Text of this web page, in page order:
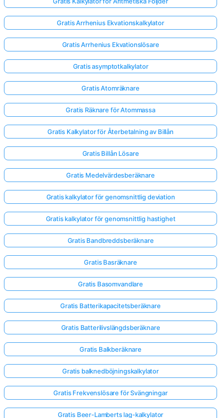
Inga
frågor
än
Ställ
din
första
fråga
Gratis Arrhenius Ekvationskalkylator
Gratis Arrhenius Ekvationslösare
Gratis asymptotkalkylator
Gratis Atomräknare
Gratis Räknare för Atommassa
Gratis Kalkylator för Återbetalning av Billån
Gratis Billån Lösare
Gratis Medelvärdesberäknare
Gratis kalkylator för genomsnittlig deviation
Gratis kalkylator för genomsnittlig hastighet
Gratis Bandbreddsberäknare
Gratis Basräknare
Gratis Basomvandlare
Gratis Batterikapacitetsberäknare
Gratis Batterilivslängdsberäknare
Gratis Balkberäknare
Gratis balknedböjningskalkylator
Gratis Frekvenslösare för Svängningar
Gratis Beer-Lamberts lag-kalkylator